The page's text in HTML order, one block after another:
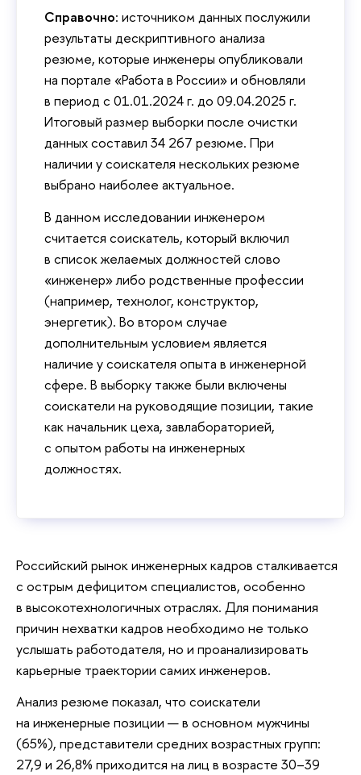
Справочно: источником данных послужили
результаты дескриптивного анализа
резюме, которые инженеры опубликовали
на портале «Работа в России» и обновляли
в период с 01.01.2024 г. до 09.04.2025 г.
Итоговый размер выборки после очистки
данных составил 34 267 резюме. При
наличии у соискателя нескольких резюме
выбрано наиболее актуальное.
В данном исследовании инженером
считается соискатель, который включил
в список желаемых должностей слово
«инженер» либо родственные профессии
(например, технолог, конструктор,
энергетик). Во втором случае
дополнительным условием является
наличие у соискателя опыта в инженерной
сфере. В выборку также были включены
соискатели на руководящие позиции, такие
как начальник цеха, завлабораторией,
с опытом работы на инженерных
должностях.
Российский рынок инженерных кадров сталкивается
с острым дефицитом специалистов, особенно
в высокотехнологичных отраслях. Для понимания
причин нехватки кадров необходимо не только
услышать работодателя, но и проанализировать
карьерные траектории самих инженеров.
Анализ резюме показал, что соискатели
на инженерные позиции — в основном мужчины
(65%), представители средних возрастных групп:
27,9 и 26,8% приходится на лиц в возрасте 30–39